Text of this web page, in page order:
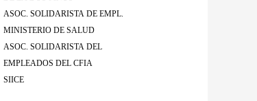
ASOC. SOLIDARISTA DE EMPL.
MINISTERIO DE SALUD
ASOC. SOLIDARISTA DEL
EMPLEADOS DEL CFIA
SIICE